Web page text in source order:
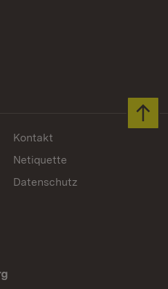
Kontakt
Netiquette
Datenschutz